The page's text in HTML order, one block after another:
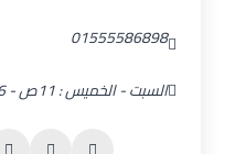
01555586898
السبت - الخميس : 11ص - 6م